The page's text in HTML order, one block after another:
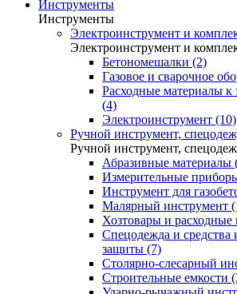
Инструменты
Инструменты
Электроинструмент и
Электроинструмент и
Бетономешалки (2)
Газовое и сварочное
Расходные материалы к
(4)
Электроинструмент (10)
Ручной инструмент,
Ручной инструмент,
Абразивные материалы
Измерительные
Инструмент для
Малярный инструмент
Хозтовары и расходные
Спецодежда и средства
защиты (7)
Столярно-слесарный
Строительные емкости